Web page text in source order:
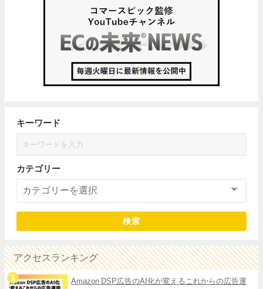
キーワード
カテゴリー
検索
アクセスランキング
Amazon DSP広告のAI化が変えるこれからの広告運